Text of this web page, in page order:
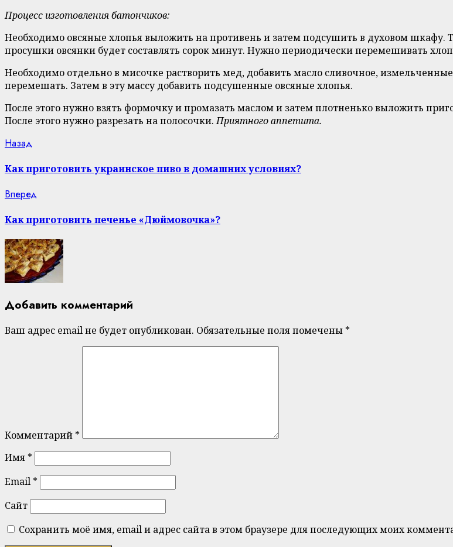
Процесс изготовления батончиков:
Необходимо овсяные хлопья выложить на противень и затем подсушить в духовом шкафу.
просушки овсянки будет составлять сорок минут. Нужно периодически перемешивать
Необходимо отдельно в мисочке растворить мед, добавить масло сливочное,
перемешать. Затем в эту массу добавить подсушенные овсяные хлопья.
После этого нужно взять формочку и промазать маслом и затем плотненько выложить
После этого нужно разрезать на полосочки.Приятного аппетита.
Continue
Reading
Назад
Как приготовить украинское пиво в домашних условиях?
Вперед
Как приготовить печенье «Дюймовочка»?
Добавить комментарий
Ваш адрес email не будет опубликован. Обязательные поля помечены *
Комментарий *
Имя *
Email *
Сайт
Сохранить моё имя, email и адрес сайта в этом браузере для последующих моих